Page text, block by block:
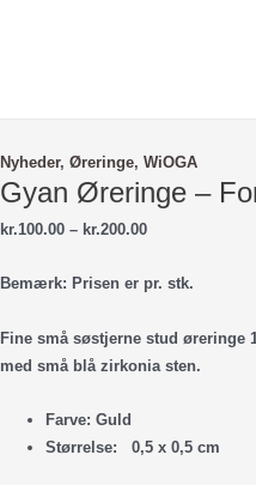
Nyheder, Øreringe, WiOGA
Gyan Øreringe –
kr.100.00 – kr.200.00Prisinterval:
til
Bemærk: Prisen er pr. stk.
Fine små søstjerne stud øreringe
med små blå zirkonia sten.
Farve: Guld
Størrelse: 0,5 x 0,5 cm